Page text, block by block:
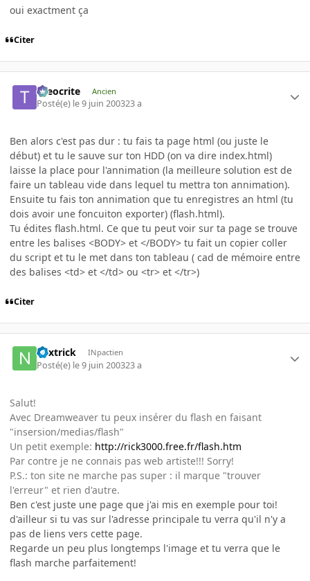
oui exactment ça
Citer
theocrite Ancien
Posté(e) le 9 juin 200323 a
Ben alors c'est pas dur : tu fais ta page html (ou juste le
début) et tu le sauve sur ton HDD (on va dire index.html)
laisse la place pour l'annimation (la meilleure solution est de
faire un tableau vide dans lequel tu mettra ton annimation).
Ensuite tu fais ton annimation que tu enregistres an html (tu
dois avoir une foncuiton exporter) (flash.html).
Tu édites flash.html. Ce que tu peut voir sur ta page se trouve
entre les balises <BODY> et </BODY> tu fait un copier coller
du script et tu le met dans ton tableau ( cad de mémoire entre
des balises <td> et </td> ou <tr> et </tr>)
Citer
nextrick INpactien
Posté(e) le 9 juin 200323 a
Salut!
Avec Dreamweaver tu peux insérer du flash en faisant
"insersion/medias/flash"
Un petit exemple: http://rick3000.free.fr/flash.htm
Par contre je ne connais pas web artiste!!! Sorry!
P.S.: ton site ne marche pas super : il marque "trouver
l'erreur" et rien d'autre.
Ben c'est juste une page que j'ai mis en exemple pour toi!
d'ailleur si tu vas sur l'adresse principale tu verra qu'il n'y a
pas de liens vers cette page.
Regarde un peu plus longtemps l'image et tu verra que le
flash marche parfaitement!